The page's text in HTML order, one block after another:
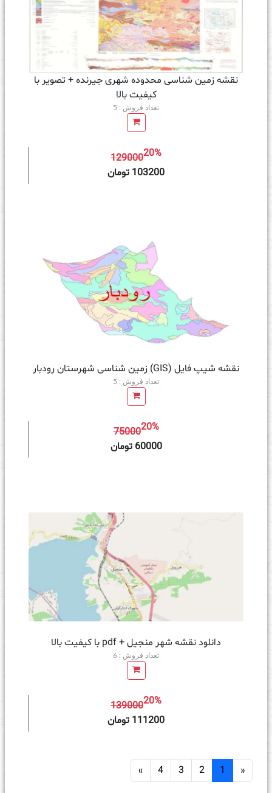
نقشه زمین‌ شناسی محدوده شهری جیرنده + تصویر با
کیفیت بالا
تعداد فروش : 5
12900020%
103200 تومان
نقشه شیپ فایل (GIS) زمین‌ شناسی شهرستان رودبار
تعداد فروش : 5
7500020%
60000 تومان
دانلود نقشه شهر منجیل + pdf با کیفیت بالا
تعداد فروش : 6
13900020%
111200 تومان
«
1
2
3
4
»